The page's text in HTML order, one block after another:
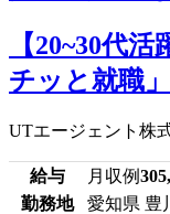
【20~30代
チッと就職
UTエージェント株
給与 月収例
勤務地
愛知県 豊